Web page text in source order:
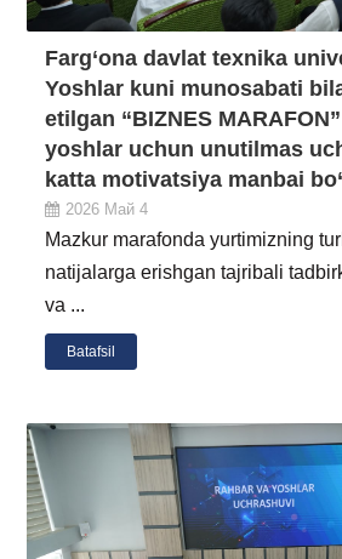
Farg‘ona davlat texnika
Yoshlar kuni munosabati
etilgan “BIZNES
yoshlar uchun unutilmas
katta motivatsiya manbai
2026 Май 4
Mazkur marafonda yurtimizning
natijalarga erishgan tajribali
va ...
Batafsil